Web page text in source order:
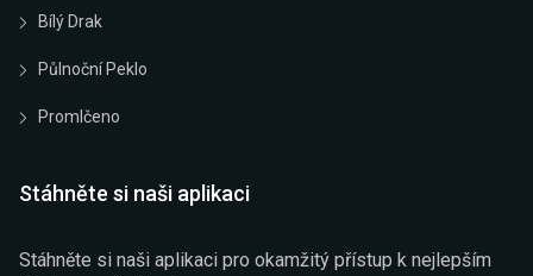
Bílý Drak
Půlnoční Peklo
Promlčeno
Stáhněte si naši aplikaci
Stáhněte si naši aplikaci pro okamžitý přístup k nejlepším